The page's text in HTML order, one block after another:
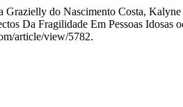
do Nascimento Costa,
Da Fragilidade Em Pessoas Idosas
article/view/5782.